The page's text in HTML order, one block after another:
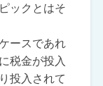
ックとはそ
ースであれ
税金が投入
投入されて